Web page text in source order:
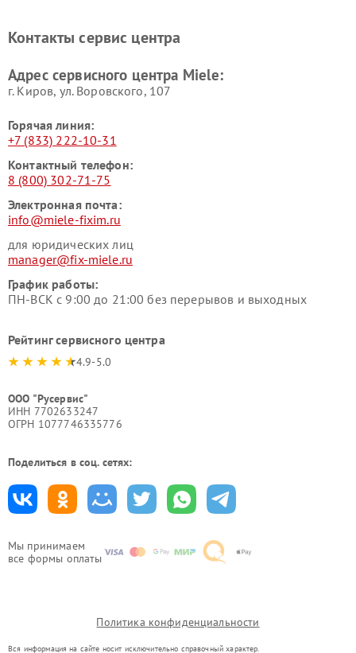
Мы принимаем
все формы оплаты
Miele
Miele
пылесосов Miele
Контакты сервис центра
Адрес сервисного центра Miele:
г. Киров, ул. Воровского, 107
Горячая линия:
+7 (833) 222-10-31
Контактный телефон:
8 (800) 302-71-75
Электронная почта:
info@miele-fixim.ru
для юридических лиц
manager@fix-miele.ru
График работы:
ПН-ВСК с 9:00 до 21:00 без перерывов и выходных
Рейтинг сервисного центра
4.9-5.0
ООО "Русервис"
ИНН 7702633247
ОГРН 1077746335776
Поделиться в соц. сетях:
Политика конфиденциальности
Вся информация на сайте носит исключительно справочный характер.